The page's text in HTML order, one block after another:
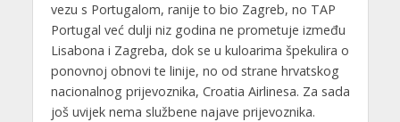
vezu s Portugalom, ranije to bio Zagreb, no TAP
Portugal već dulji niz godina ne prometuje između
Lisabona i Zagreba, dok se u kuloarima špekulira o
ponovnoj obnovi te linije, no od strane hrvatskog
nacionalnog prijevoznika, Croatia Airlinesa. Za sada
još uvijek nema službene najave prijevoznika.